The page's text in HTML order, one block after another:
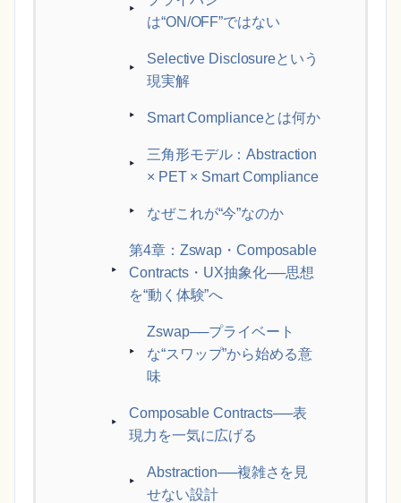
は“ON/OFF”ではない
Selective Disclosureという
現実解
Smart Complianceとは何か
三角形モデル：Abstraction
× PET × Smart Compliance
なぜこれが“今”なのか
第4章：Zswap・Composable
Contracts・UX抽象化──思想
を“動く体験”へ
Zswap──プライベート
な“スワップ”から始める意
味
Composable Contracts──表
現力を一気に広げる
Abstraction──複雑さを見
せない設計